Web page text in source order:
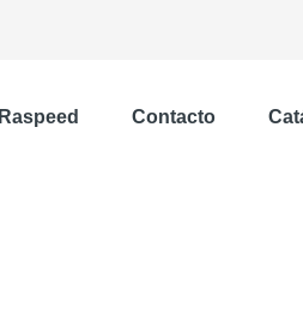
Raspeed Contacto